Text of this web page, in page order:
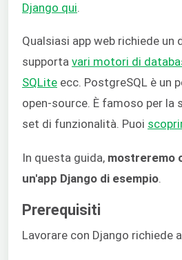
Django qui.
Qualsiasi app web richiede
supporta vari motori di
SQLite ecc. PostgreSQL è un
open-source. È famoso per la
set di funzionalità. Puoi
In questa guida, mostreremo
un'app Django di esempio
Prerequisiti
Lavorare con Django richiede